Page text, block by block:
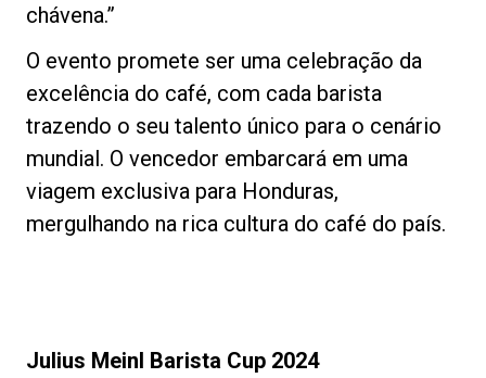
chávena.”
O evento promete ser uma celebração da
excelência do café, com cada barista
trazendo o seu talento único para o cenário
mundial. O vencedor embarcará em uma
viagem exclusiva para Honduras,
mergulhando na rica cultura do café do país.
Julius Meinl Barista Cup 2024